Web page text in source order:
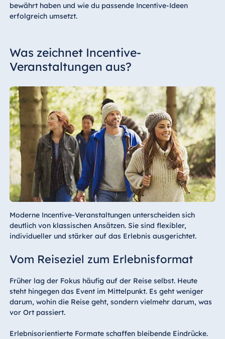
bewährt haben und wie du passende Incentive-Ideen
erfolgreich umsetzt.
Was zeichnet Incentive-
Veranstaltungen aus?
Moderne Incentive-Veranstaltungen unterscheiden sich
deutlich von klassischen Ansätzen. Sie sind flexibler,
individueller und stärker auf das Erlebnis ausgerichtet.
Vom Reiseziel zum Erlebnisformat
Früher lag der Fokus häufig auf der Reise selbst. Heute
steht hingegen das Event im Mittelpunkt. Es geht weniger
darum, wohin die Reise geht, sondern vielmehr darum, was
vor Ort passiert.
Erlebnisorientierte Formate schaffen bleibende Eindrücke.